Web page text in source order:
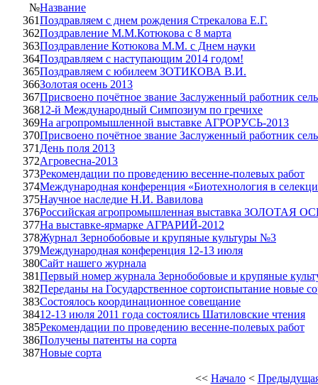
№Название
361Поздравляем с днем рождения Стрекалова Е.Г.
362Поздравление М.М.Котюкова с 8 марта
363Поздравление Котюкова М.М. с Днем науки
364Поздравляем с наступающим 2014 годом!
365Поздравляем с юбилеем ЗОТИКОВА В.И.
366Золотая осень 2013
367Присвоено почётное звание Заслуженный работник
36812-й Международный Симпозиум по гречихе
369На агропромышленной выставке АГРОРУСЬ-2013
370Присвоено почётное звание Заслуженный работник
371 День поля 2013
372Агровесна-2013
373Рекомендации по проведению весенне-полевых работ
374Международная конференция «Биотехнология в
375Научное наследие Н.И. Вавилова
376Российская агропромышленная выставка ЗОЛОТАЯ
377На выставке-ярмарке АГРАРИЙ-2012
378Журнал Зернобобовые и крупяные культуры №3
379Международная конференция 12-13 июля
380Сайт нашего журнала
381Первый номер журнала Зернобобовые и крупяные
382Переданы на Государственное сортоиспытание новые
383Состоялось координационное совещание
38412-13 июля 2011 года состоялись Шатиловские чтения
385Рекомендации по проведению весенне-полевых работ
386Получены патенты на сорта
387Новые сорта
<< Начало<